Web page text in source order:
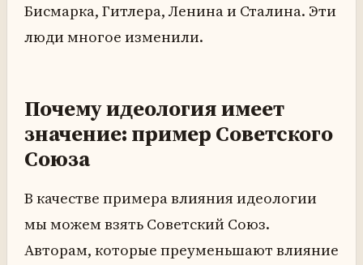
Бисмарка, Гитлера, Ленина и Сталина. Эти
люди многое изменили.
Почему идеология имеет
значение: пример Советского
Союза
В качестве примера влияния идеологии
мы можем взять Советский Союз.
Авторам, которые преуменьшают влияние